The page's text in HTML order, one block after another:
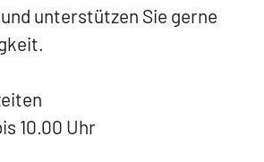
unterstützen Sie gerne
10.00 Uhr